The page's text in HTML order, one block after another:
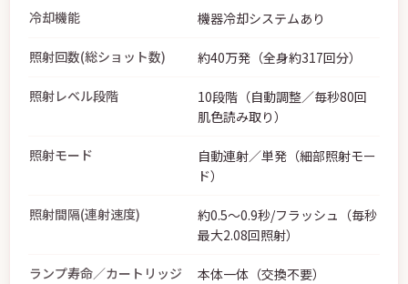
冷却機能 機器冷却システムあり
照射回数(総ショット数) 約40万発（全身約317回分）
照射レベル段階
10段階（自動調整／毎秒80回
肌色読み取り）
照射モード
自動連射／単発（細部照射モー
ド）
照射間隔(連射速度)
約0.5〜0.9秒/フラッシュ（毎秒
最大2.08回照射）
ランプ寿命／カートリッジ 本体一体（交換不要）